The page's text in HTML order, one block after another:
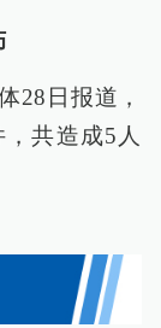
28日报道，
共造成5人